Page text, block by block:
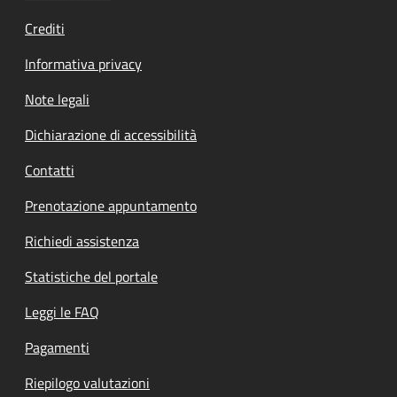
Crediti
Informativa privacy
Note legali
Dichiarazione di accessibilità
Contatti
Prenotazione appuntamento
Richiedi assistenza
Statistiche del portale
Leggi le FAQ
Pagamenti
Riepilogo valutazioni